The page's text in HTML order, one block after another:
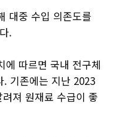
대중 수입 의존도를
.
에 따르면 국내 전구체
기존에는 지난 2023
져 원재료 수급이 좋